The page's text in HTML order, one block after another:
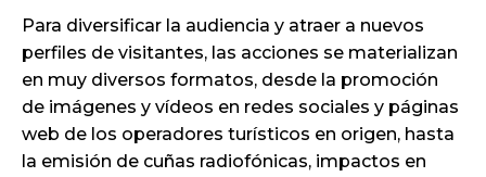
Para diversificar la audiencia y atraer a nuevos
perfiles de visitantes, las acciones se materializan
en muy diversos formatos, desde la promoción
de imágenes y vídeos en redes sociales y páginas
web de los operadores turísticos en origen, hasta
la emisión de cuñas radiofónicas, impactos en